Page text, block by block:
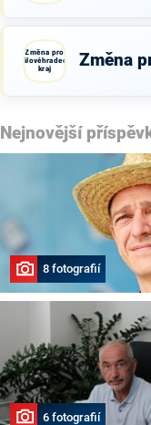
Změna pro
Královéhradecký
kraj
Změna
Nejnovější
8 fotografií
6 fotografií